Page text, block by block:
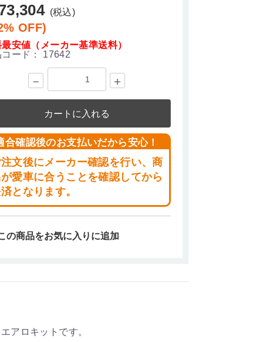
(税込)
OFF)
安値（メーカー基準送料）
ード： 17642
－ ＋
カートに入れる
合確認後のお支払いだから安心！
文後にメーカー確認を行い、商
愛車に合うことを確認してから
となります。
の商品をお気に入りに追加
アロキットです。